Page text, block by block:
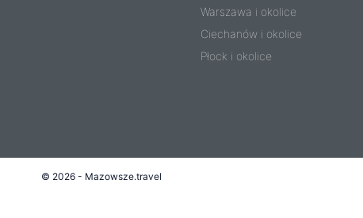
Warszawa i okolice
Ciechanów i okolice
Płock i okolice
© 2026 - Mazowsze.travel